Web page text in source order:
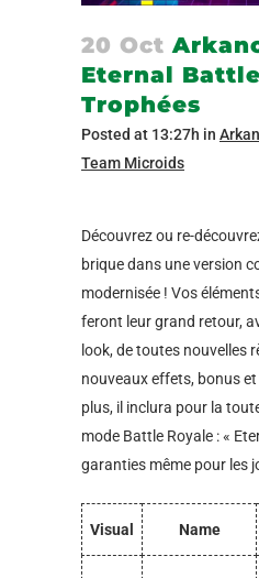
20 Oct
Eternal
Trophées
Posted at 13:27h in
Team Microids
Découvrez ou re-
brique dans une version
modernisée ! Vos
feront leur grand retour,
look, de toutes nouvelles
nouveaux effets, bonus
plus, il inclura pour la
mode Battle Royale : «
garanties même pour les
Visual Name